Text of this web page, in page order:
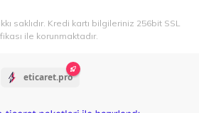
saklıdır. Kredi kartı bilgileriniz 256bit SSL
ile korunmaktadır.
eticaret.pro